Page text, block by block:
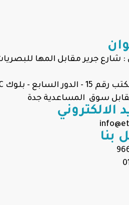
شارع جرير مقابل المها
سوق المساعدية جدة
الالكتروني
بنا